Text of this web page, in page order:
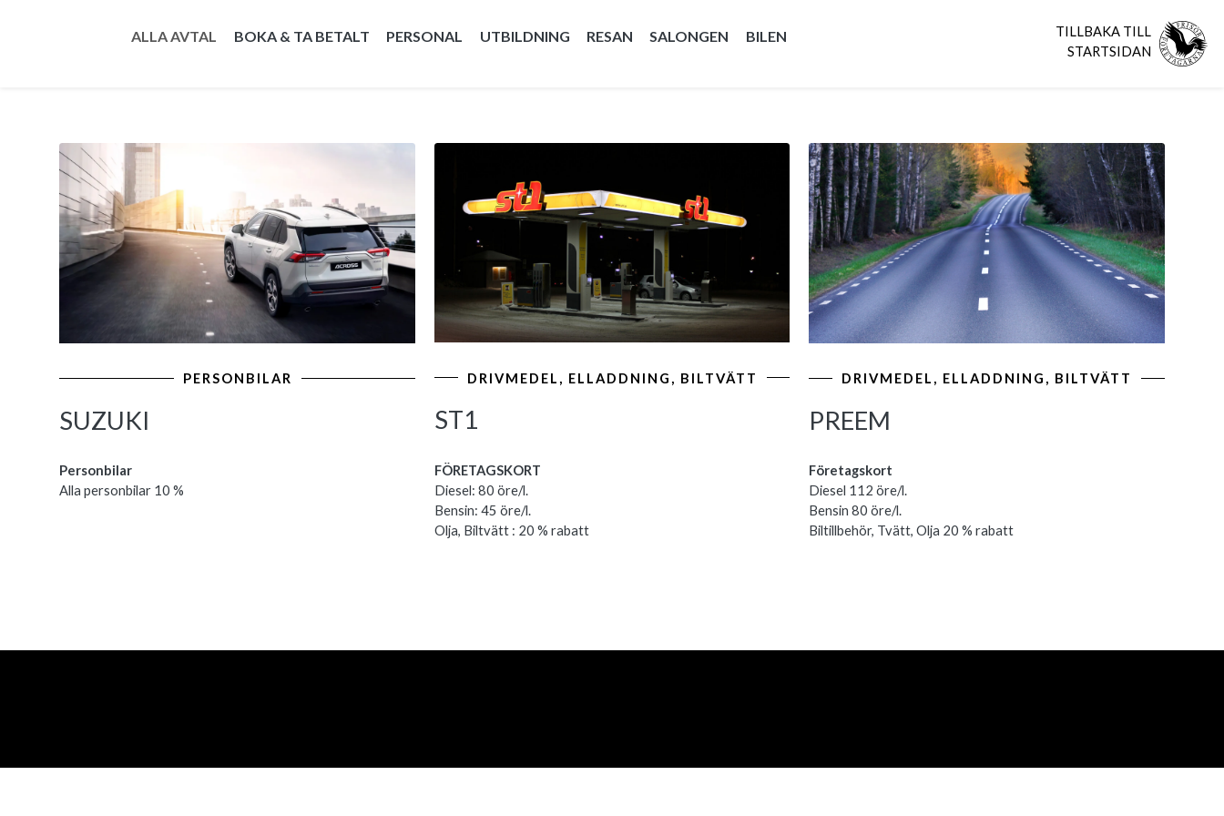
ALLA AVTAL BOKA & TA BETALT PERSONAL UTBILDNING RESAN SALONGEN BILEN
TILLBAKA TILL
STARTSIDAN
PERSONBILAR
SUZUKI
Personbilar
Alla personbilar 10 %
DRIVMEDEL, ELLADDNING, BILTVÄTT
ST1
FÖRETAGSKORT
Diesel: 80 öre/l.
Bensin: 45 öre/l.
Olja, Biltvätt : 20 % rabatt
DRIVMEDEL, ELLADDNING, BILTVÄTT
PREEM
Företagskort
Diesel 112 öre/l.
Bensin 80 öre/l.
Biltillbehör, Tvätt, Olja 20 % rabatt